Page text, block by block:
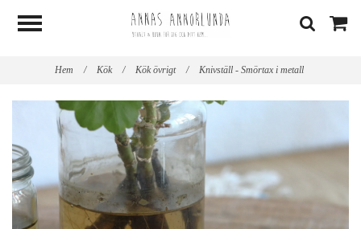
Hem / Kök / Kök övrigt / Knivställ - Smörtax i metall